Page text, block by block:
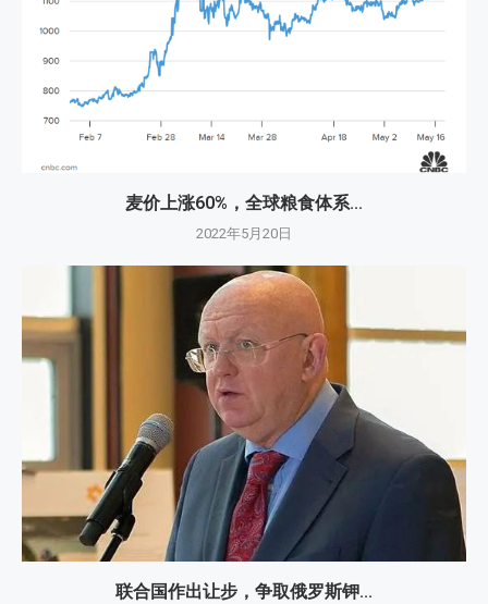
麦价上涨60%，全球粮食体系...
2022年5月20日
联合国作出让步，争取俄罗斯钾...